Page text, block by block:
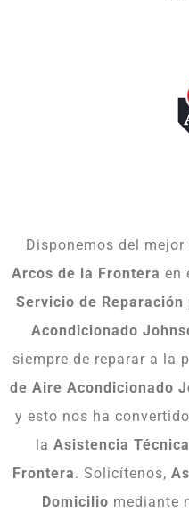
Disponemos del mejor
Arcos de la Frontera en
Servicio de
Acondicionado
siempre de reparar a la
de Aire Acondicionado
y esto nos ha
la Asistencia
Frontera. Solicítenos,
Domicilio mediante